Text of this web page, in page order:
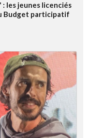
les jeunes licenciés
Budget participatif